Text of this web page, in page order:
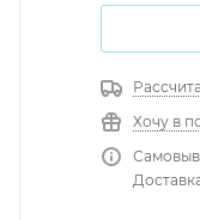
Хочу в